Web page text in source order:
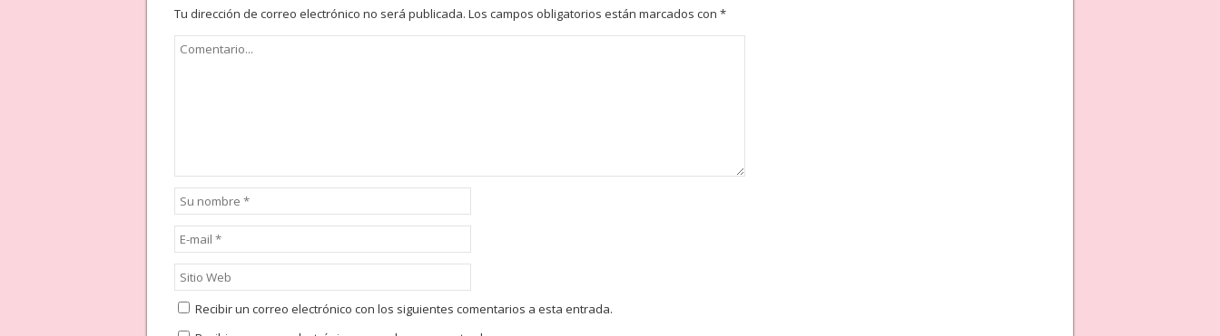
Tu dirección de correo electrónico no será publicada. Los campos obligatorios están marcados con *
Recibir un correo electrónico con los siguientes comentarios a esta entrada.